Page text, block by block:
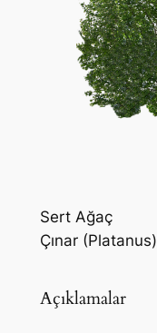
Sert Ağaç
Çınar (Platanus)
Açıklamalar